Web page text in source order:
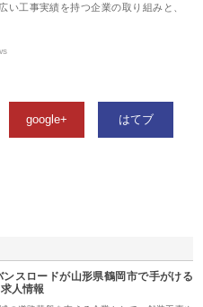
い工事実績を持つ企業の取り組みと、
google+ はてブ
スロードが山形県鶴岡市で手がける
人情報